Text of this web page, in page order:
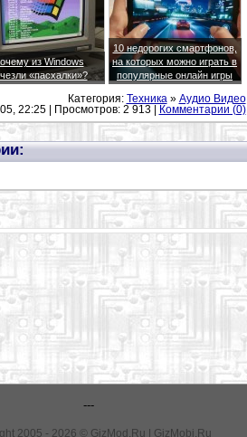
из Windows
«пасхалки»?
10 недорогих смартфонов,
на которых можно играть в
популярные онлайн игры
Категория: Техника » Аудио Видео
22:25 | Просмотров: 2 913 |
Комментарии (0)
---
2005 - 2026 © GizMod.Ru | GizMobi.Ru